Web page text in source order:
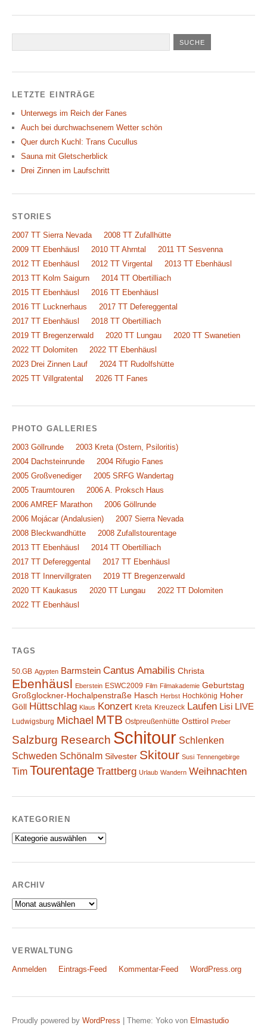
LETZTE EINTRÄGE
Unterwegs im Reich der Fanes
Auch bei durchwachsenem Wetter schön
Quer durch Kuchl: Trans Cucullus
Sauna mit Gletscherblick
Drei Zinnen im Laufschritt
STORIES
2007 TT Sierra Nevada
2008 TT Zufallhütte
2009 TT Ebenhäusl
2010 TT Ahrntal
2011 TT Sesvenna
2012 TT Ebenhäusl
2012 TT Virgental
2013 TT Ebenhäusl
2013 TT Kolm Saigurn
2014 TT Obertilliach
2015 TT Ebenhäusl
2016 TT Ebenhäusl
2016 TT Lucknerhaus
2017 TT Defereggental
2017 TT Ebenhäusl
2018 TT Obertilliach
2019 TT Bregenzerwald
2020 TT Lungau
2020 TT Swanetien
2022 TT Dolomiten
2022 TT Ebenhäusl
2023 Drei Zinnen Lauf
2024 TT Rudolfshütte
2025 TT Villgratental
2026 TT Fanes
PHOTO GALLERIES
2003 Göllrunde
2003 Kreta (Ostern, Psiloritis)
2004 Dachsteinrunde
2004 Rifugio Fanes
2005 Großvenediger
2005 SRFG Wandertag
2005 Traumtouren
2006 A. Proksch Haus
2006 AMREF Marathon
2006 Göllrunde
2006 Mojácar (Andalusien)
2007 Sierra Nevada
2008 Bleckwandhütte
2008 Zufallstourentage
2013 TT Ebenhäusl
2014 TT Obertilliach
2017 TT Defereggental
2017 TT Ebenhäusl
2018 TT Innervillgraten
2019 TT Bregenzerwald
2020 TT Kaukasus
2020 TT Lungau
2022 TT Dolomiten
2022 TT Ebenhäusl
TAGS
50.GB Agypten Barmstein Cantus Amabilis Christa
Ebenhäusl Eberstein ESWC2009 Film Filmakademie Geburtstag
Großglockner-Hochalpenstraße Hasch Herbst Hochkönig Hoher
Göll
Hüttschlag Klaus Konzert Kreta Kreuzeck Laufen Lisi LIVE
Ludwigsburg Michael MTB Ostpreußenhütte Osttirol Preber
Salzburg Research Schitour Schlenken
Schweden Schönalm Silvester Skitour Susi Tennengebirge
Tim Tourentage Trattberg Urlaub Wandern Weihnachten
KATEGORIEN
Kategorien
ARCHIV
Archiv
VERWALTUNG
Anmelden Eintrags-Feed Kommentar-Feed WordPress.org
Proudly powered by WordPress Theme: Yoko von Elmastudio